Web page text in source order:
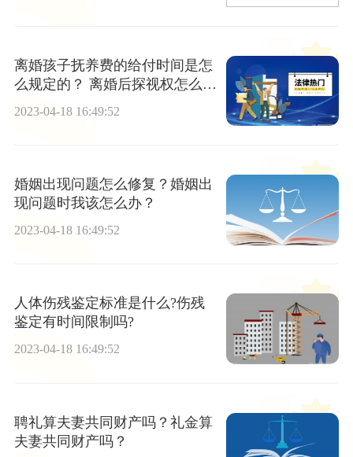
离婚孩子抚养费的给付时间是怎
么规定的？ 离婚后探视权怎么规
2023-04-18 16:49:52
婚姻出现问题怎么修复？婚姻出
现问题时我该怎么办？
2023-04-18 16:49:52
人体伤残鉴定标准是什么?伤残
鉴定有时间限制吗?
2023-04-18 16:49:52
聘礼算夫妻共同财产吗？礼金算
夫妻共同财产吗？